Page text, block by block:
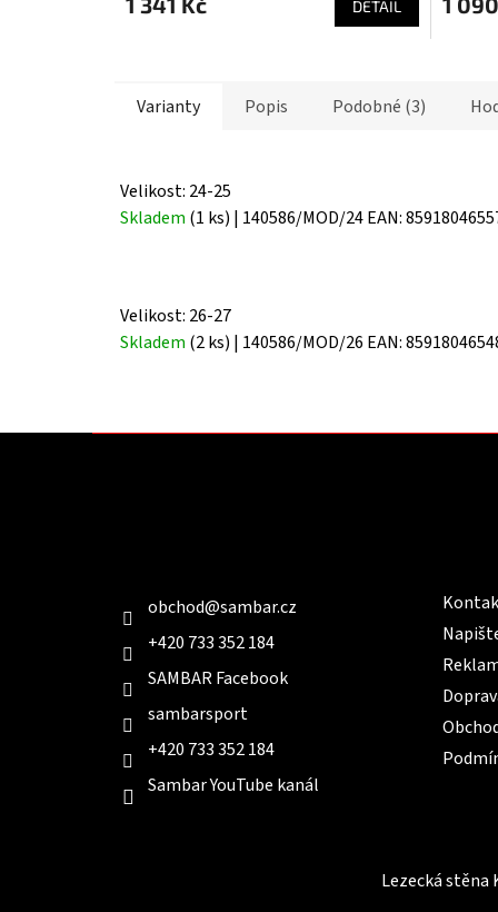
je
hvězdiček.
DETAIL
je
Varianty Popis Podobné (3)
Velikost: 24-25
Skladem (1 ks) | 140586/MOD/24EAN:
Velikost: 26-27
Skladem (2 ks) | 140586/MOD/26 EAN:
obchod@sambar.cz
+420 733 352 184
SAMBAR Facebook
sambarsport
+420 733 352 184
Sambar YouTube kanál
Lezecká stěna